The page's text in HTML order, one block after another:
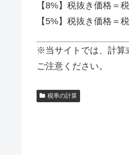
【8%】税抜き価格＝
【5%】税抜き価格＝
※当サイトでは、計算
ご注意ください。
税率の計算